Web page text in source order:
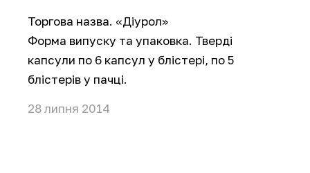
Торгова назва. «Діурол»
Форма випуску та упаковка. Тверді
капсули по 6 капсул у блістері, по 5
блістерів у пачці.
28 липня 2014